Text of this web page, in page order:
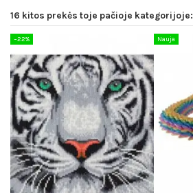
16 kitos prekės toje pačioje kategorijoje:
−22% Nauja